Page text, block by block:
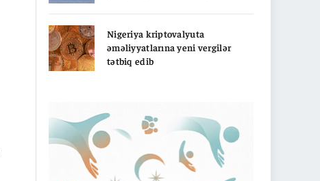
Nigeriya kriptovalyuta
əməliyyatlarına yeni vergilər
tətbiq edib